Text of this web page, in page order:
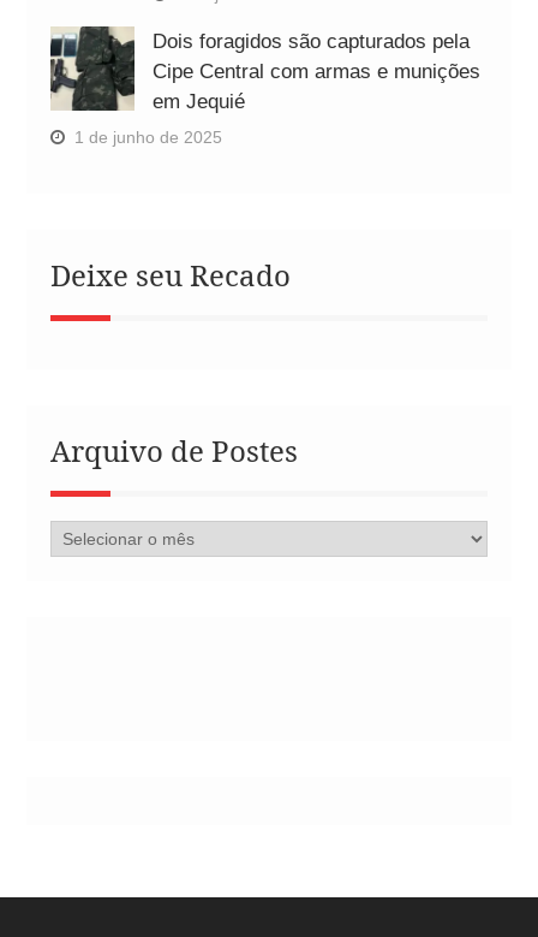
Dois foragidos são capturados pela
Cipe Central com armas e munições
em Jequié
1 de junho de 2025
Deixe seu Recado
Arquivo de Postes
Arquivo
de